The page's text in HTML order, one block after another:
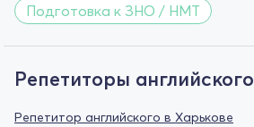
Подготовка к ЗНО / НМТ
Репетиторы английского
Репетитор английского в Харькове